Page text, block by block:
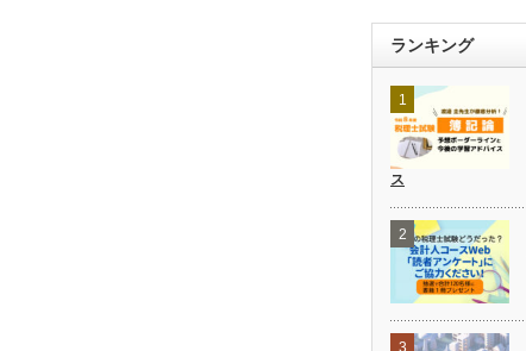
ランキング
1
ス
2
3